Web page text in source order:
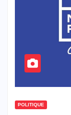
POLITIQUE